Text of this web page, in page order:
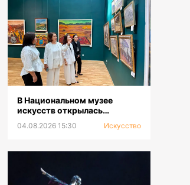
В Национальном музее
искусств открылась
Романова
04.08.2026 15:30 Искусство